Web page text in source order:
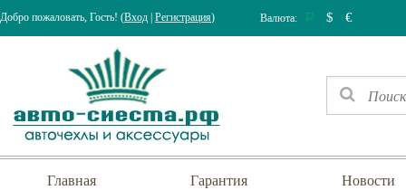
Добро пожаловать, Гость! (Вход Регистрация) Валюта: Р $ €
Главная Гарантия Новости